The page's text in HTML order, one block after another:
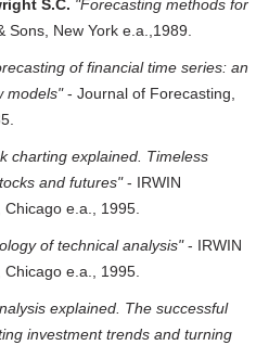
S.C. "Forecasting methods for
Sons, New York e.a.,1989.
of financial time series: an
models"- Journal of Forecasting,
charting explained. Timeless
and futures"- IRWIN
e.a., 1995.
of technical analysis"- IRWIN
e.a., 1995.
explained. The successful
investment trends and turning